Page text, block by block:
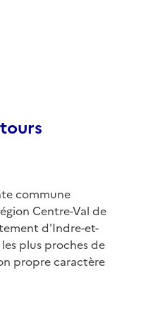
commune
Centre-Val de
d'Indre-et-
plus proches de
propre caractère